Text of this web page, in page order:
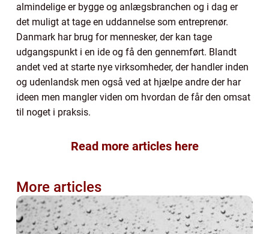
almindelige er bygge og anlægsbranchen og i dag er
det muligt at tage en uddannelse som entreprenør.
Danmark har brug for mennesker, der kan tage
udgangspunkt i en ide og få den gennemført. Blandt
andet ved at starte nye virksomheder, der handler inden
og udenlandsk men også ved at hjælpe andre der har
ideen men mangler viden om hvordan de får den omsat
til noget i praksis.
Read more articles here
More articles